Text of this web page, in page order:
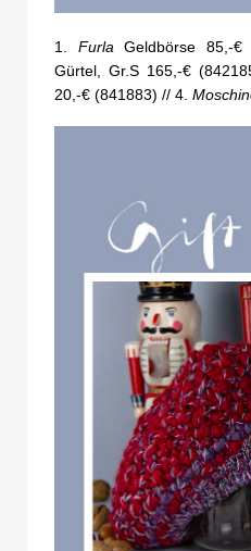
1. Furla Geldbörse 85,-
Gürtel, Gr.S 165,-€
20,-€ (841883) // 4.